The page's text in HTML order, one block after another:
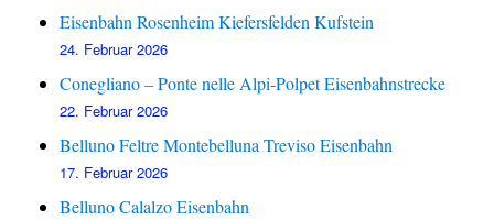
Eisenbahn Rosenheim Kiefersfelden Kufstein
24. Februar 2026
Conegliano – Ponte nelle Alpi-Polpet Eisenbahnstrecke
22. Februar 2026
Belluno Feltre Montebelluna Treviso Eisenbahn
17. Februar 2026
Belluno Calalzo Eisenbahn